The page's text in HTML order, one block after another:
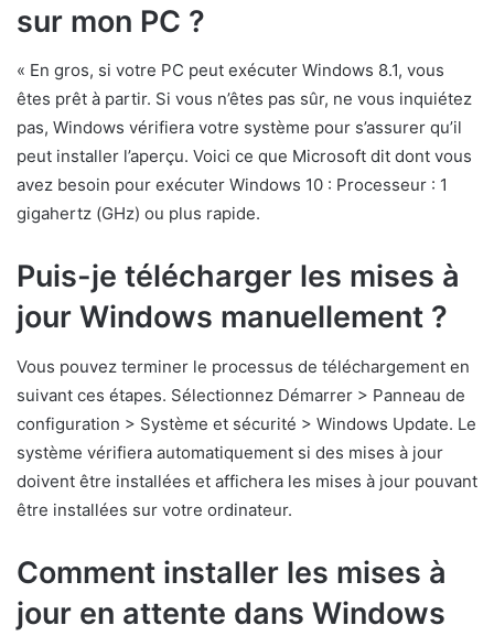
sur mon PC ?
« En gros, si votre PC peut exécuter Windows 8.1, vous
êtes prêt à partir. Si vous n’êtes pas sûr, ne vous inquiétez
pas, Windows vérifiera votre système pour s’assurer qu’il
peut installer l’aperçu. Voici ce que Microsoft dit dont vous
avez besoin pour exécuter Windows 10 : Processeur : 1
gigahertz (GHz) ou plus rapide.
Puis-je télécharger les mises à
jour Windows manuellement ?
Vous pouvez terminer le processus de téléchargement en
suivant ces étapes. Sélectionnez Démarrer > Panneau de
configuration > Système et sécurité > Windows Update. Le
système vérifiera automatiquement si des mises à jour
doivent être installées et affichera les mises à jour pouvant
être installées sur votre ordinateur.
Comment installer les mises à
jour en attente dans Windows